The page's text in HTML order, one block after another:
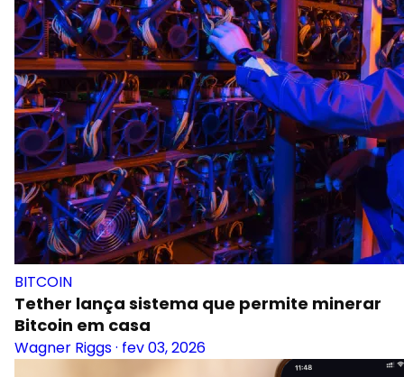
BITCOIN
Tether lança sistema que permite minerar
Bitcoin em casa
Wagner Riggs· fev 03, 2026